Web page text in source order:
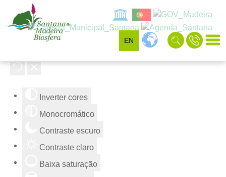
Inverter cores
Monocromático
Contraste escuro
Contraste claro
Baixa saturação
EN